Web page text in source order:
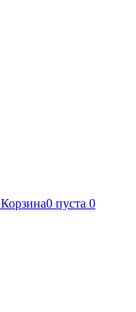
Корзина0 пуста 0